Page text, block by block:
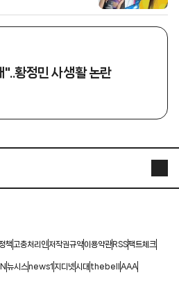
황정민 사생활 논란
책 고충처리인저작권규약이용약관 RSS팩트체크
뉴시스news1 지디넷시대 thebell AAA